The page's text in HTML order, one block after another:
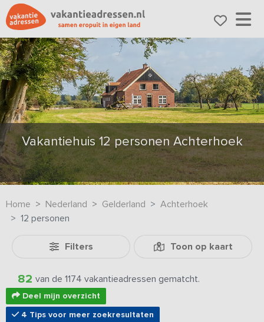
Vakantiehuis 12 personen Achterhoek
Home Nederland Gelderland
Achterhoek
12 personen
Filters Toon op kaart
82 van de 1174 vakantieadressen gematcht.
Deel mijn overzicht
4 Tips voor meer zoekresultaten